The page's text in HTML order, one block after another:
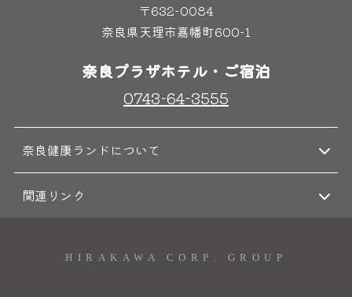
その他施設 ご宿泊
〒632-0084
奈良県天理市嘉幡町600-1
奈良プラザホテル・ご宿泊
0743-64-3555
奈良健康ランドについて
関連リンク
HIRAKAWA CORP. GROUP